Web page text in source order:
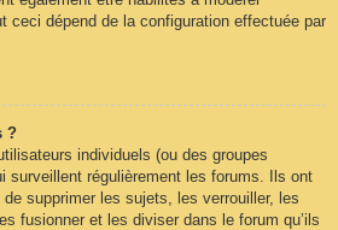
ceci dépend de la configuration effectuée par
?
individuels (ou des groupes
surveillent régulièrement les forums. Ils ont
supprimer les sujets, les verrouiller, les
fusionner et les diviser dans le forum qu’ils